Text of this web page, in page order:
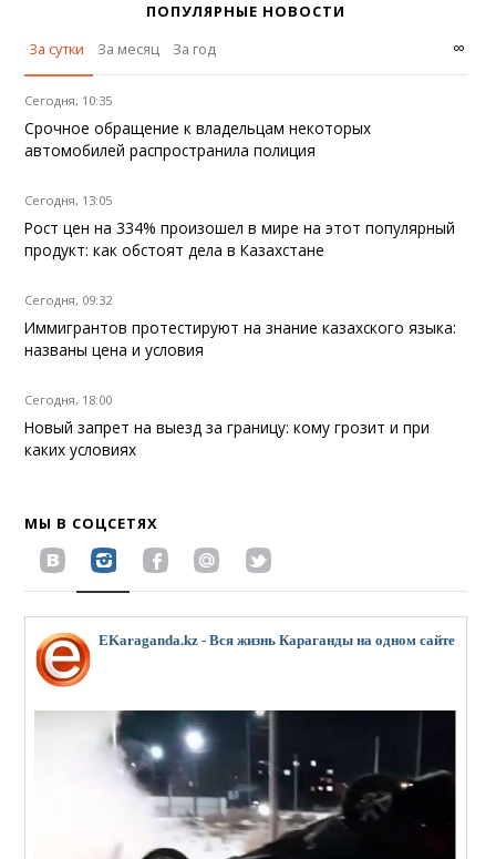
ПОПУЛЯРНЫЕ НОВОСТИ
За сутки
За месяц За год ∞
Сегодня, 10:35
Срочное обращение к владельцам некоторых
автомобилей распространила полиция
Сегодня, 13:05
Рост цен на 334% произошел в мире на этот популярный
продукт: как обстоят дела в Казахстане
Сегодня, 09:32
Иммигрантов протестируют на знание казахского языка:
названы цена и условия
Сегодня, 18:00
Новый запрет на выезд за границу: кому грозит и при
каких условиях
МЫ В СОЦСЕТЯХ
EKaraganda.kz - Вся жизнь Караганды на одном сайте